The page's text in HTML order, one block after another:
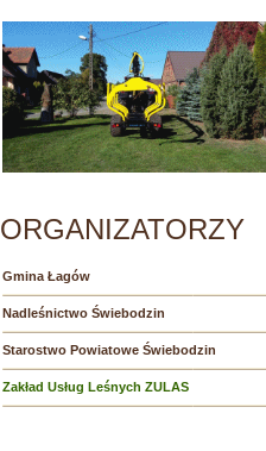
ORGANIZATORZY
Gmina Łagów
Nadleśnictwo Świebodzin
Starostwo Powiatowe Świebodzin
Zakład Usług Leśnych ZULAS